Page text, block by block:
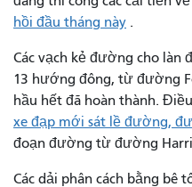
hồi đầu tháng này .
Các vạch kẻ đường cho
13 hướng đông, từ đường
hầu hết đã hoàn thành.
xe đạp mới sát lề đường,
đoạn đường từ đường
Các dải phân cách bằng bê